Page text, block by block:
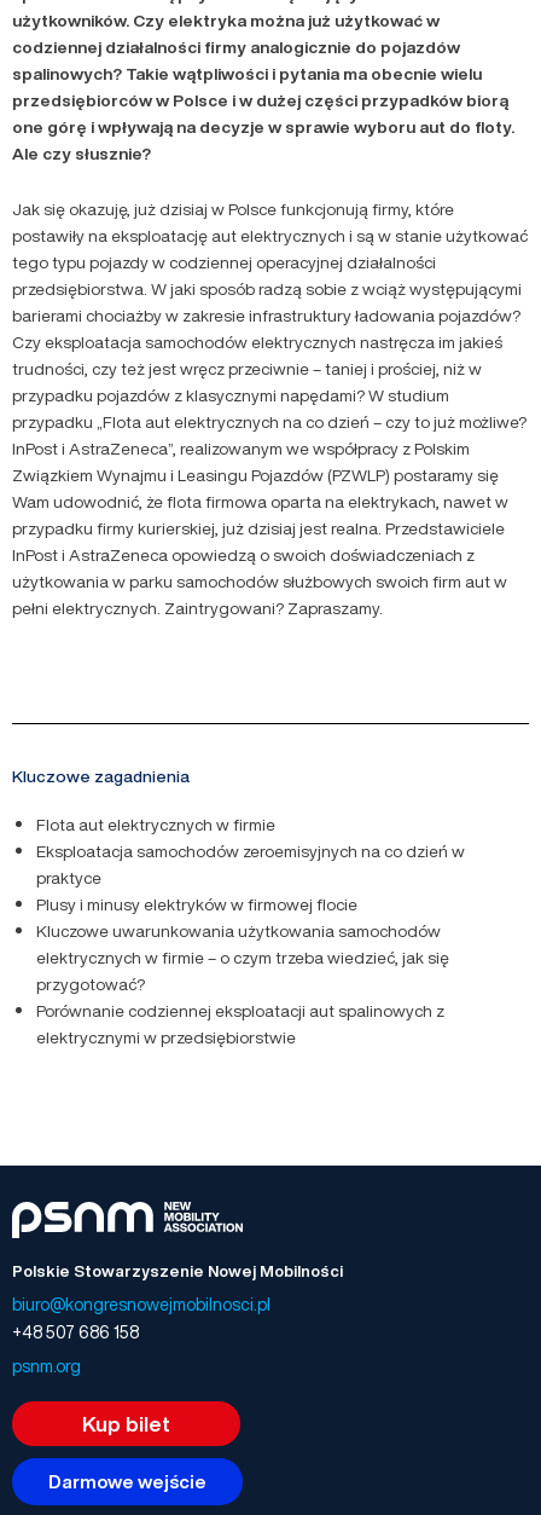
użytkowników. Czy elektryka można już użytkować w
codziennej działalności firmy analogicznie do pojazdów
spalinowych? Takie wątpliwości i pytania ma obecnie wielu
przedsiębiorców w Polsce i w dużej części przypadków biorą
one górę i wpływają na decyzje w sprawie wyboru aut do floty.
Ale czy słusznie?
Jak się okazuję, już dzisiaj w Polsce funkcjonują firmy, które
postawiły na eksploatację aut elektrycznych i są w stanie użytkować
tego typu pojazdy w codziennej operacyjnej działalności
przedsiębiorstwa. W jaki sposób radzą sobie z wciąż występującymi
barierami chociażby w zakresie infrastruktury ładowania pojazdów?
Czy eksploatacja samochodów elektrycznych nastręcza im jakieś
trudności, czy też jest wręcz przeciwnie – taniej i prościej, niż w
przypadku pojazdów z klasycznymi napędami? W studium
przypadku „Flota aut elektrycznych na co dzień – czy to już możliwe?
InPost i AstraZeneca”, realizowanym we współpracy z Polskim
Związkiem Wynajmu i Leasingu Pojazdów (PZWLP) postaramy się
Wam udowodnić, że flota firmowa oparta na elektrykach, nawet w
przypadku firmy kurierskiej, już dzisiaj jest realna. Przedstawiciele
InPost i AstraZeneca opowiedzą o swoich doświadczeniach z
użytkowania w parku samochodów służbowych swoich firm aut w
pełni elektrycznych. Zaintrygowani? Zapraszamy.
Kluczowe zagadnienia
Flota aut elektrycznych w firmie
Eksploatacja samochodów zeroemisyjnych na co dzień w
praktyce
Plusy i minusy elektryków w firmowej flocie
Kluczowe uwarunkowania użytkowania samochodów
elektrycznych w firmie – o czym trzeba wiedzieć, jak się
przygotować?
Porównanie codziennej eksploatacji aut spalinowych z
elektrycznymi w przedsiębiorstwie
Polskie Stowarzyszenie Nowej Mobilności
biuro@kongresnowejmobilnosci.pl
+48 507 686 158
psnm.org
Kup bilet
Darmowe wejście